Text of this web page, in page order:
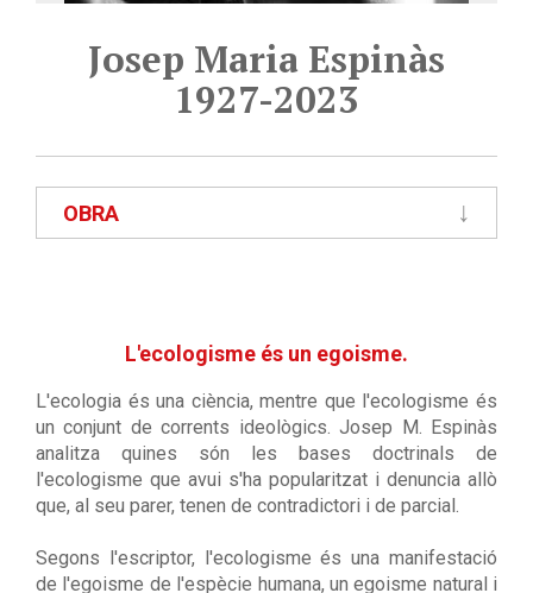
Josep Maria Espinàs
1927-2023
OBRA
L'ecologisme és un egoisme.
L'ecologia és una ciència, mentre que l'ecologisme és
un conjunt de corrents ideològics. Josep M. Espinàs
analitza quines són les bases doctrinals de
l'ecologisme que avui s'ha popularitzat i denuncia allò
que, al seu parer, tenen de contradictori i de parcial.
Segons l'escriptor, l'ecologisme és una manifestació
de l'egoisme de l'espècie humana, un egoisme natural i